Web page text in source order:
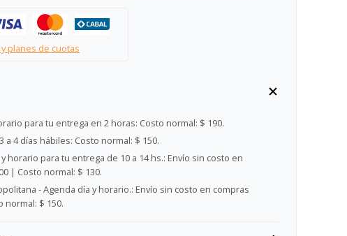
planes de cuotas
para tu entrega en 2 horas: Costo normal: $ 190.
a 4 días hábiles: Costo normal: $ 150.
horario para tu entrega de 10 a 14 hs.: Envío sin costo en
| Costo normal: $ 130.
- Agenda día y horario.: Envío sin costo en compras
normal: $ 150.